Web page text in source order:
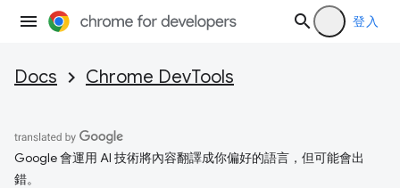
登入
Docs Chrome DevTools
Google 會運用 AI 技術將內容翻譯成你偏好的語言，但可能會出
錯。